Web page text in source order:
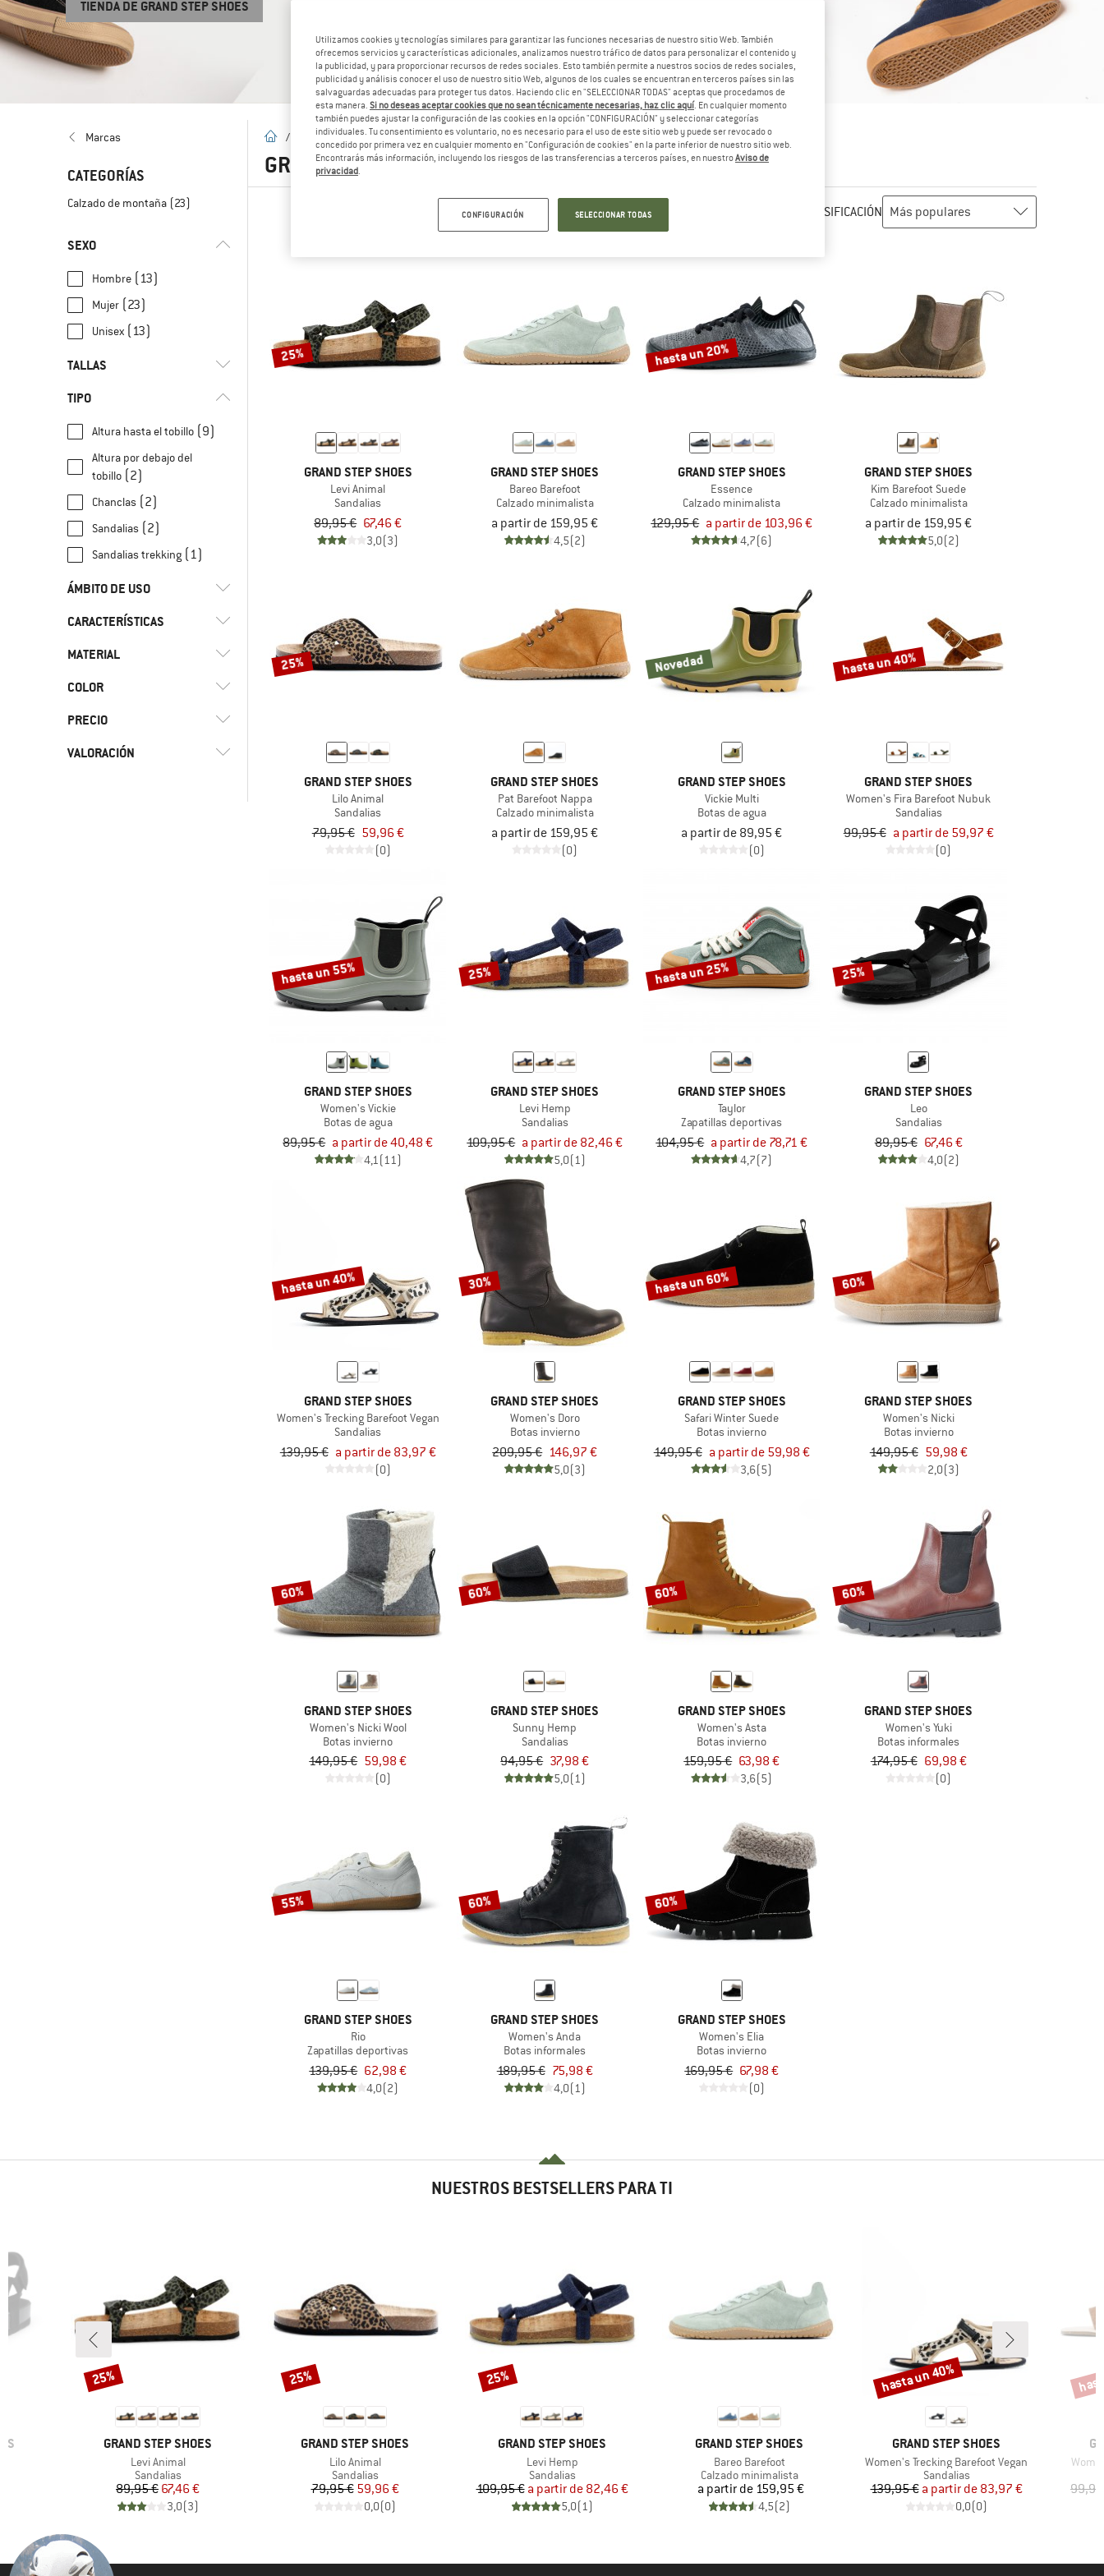
TIENDA DE GRAND STEP SHOES
Marcas
CATEGORÍAS
Calzado de montaña (23)
SEXO
Hombre (13)
Mujer (23)
Unisex (13)
TALLAS
36
41 42 43 44 45
46
TIPO
Altura hasta el tobillo (9)
Altura por debajo del
tobillo
(2)
Chanclas (2)
Sandalias (2)
Sandalias trekking (1)
ÁMBITO DE USO
Ocio (23)
Uso diario
CARACTERÍSTICAS
Vegano
MATERIAL
Algodón
Cáñamo
COLOR
PRECIO
VALORACIÓN
la pagina de inicio
/ Marcas / Grand Step Shoes
GRAND STEP SHOES(23)
CLASIFICACIÓN
25%
GRAND STEP SHOES
Levi Animal
Sandalias
89,95 € 67,46 €
3,0(3)
GRAND STEP SHOES
Bareo Barefoot
Calzado minimalista
a partir de 159,95 €
4,5(2)
hasta un 20%
GRAND STEP SHOES
Essence
Calzado minimalista
129,95 € a partir de 103,96 €
4,7(6)
GRAND STEP SHOES
Kim Barefoot Suede
Calzado minimalista
a partir de 159,95 €
5,0(2)
25%
GRAND STEP SHOES
Lilo Animal
Sandalias
79,95 € 59,96 €
(0)
GRAND STEP SHOES
Pat Barefoot Nappa
Calzado minimalista
a partir de 159,95 €
(0)
Novedad
GRAND STEP SHOES
Vickie Multi
Botas de agua
a partir de 89,95 €
(0)
hasta un 40%
GRAND STEP SHOES
Women's Fira Barefoot Nubuk
Sandalias
99,95 € a partir de 59,97 €
(0)
hasta un 55%
GRAND STEP SHOES
Women's Vickie
Botas de agua
89,95 € a partir de 40,48 €
4,1(11)
25%
GRAND STEP SHOES
Levi Hemp
Sandalias
109,95 € a partir de 82,46 €
5,0(1)
hasta un 25%
GRAND STEP SHOES
Taylor
Zapatillas deportivas
104,95 € a partir de 78,71 €
4,7(7)
25%
GRAND STEP SHOES
Leo
Sandalias
89,95 € 67,46 €
4,0(2)
hasta un 40%
GRAND STEP SHOES
Women's Trecking Barefoot Vegan
Sandalias
139,95 € a partir de 83,97 €
(0)
30%
GRAND STEP SHOES
Women's Doro
Botas invierno
209,95 € 146,97 €
5,0(3)
hasta un 60%
GRAND STEP SHOES
Safari Winter Suede
Botas invierno
149,95 € a partir de 59,98 €
3,6(5)
60%
GRAND STEP SHOES
Women's Nicki
Botas invierno
149,95 € 59,98 €
2,0(3)
60%
GRAND STEP SHOES
Women's Nicki Wool
Botas invierno
149,95 € 59,98 €
(0)
60%
GRAND STEP SHOES
Sunny Hemp
Sandalias
94,95 € 37,98 €
5,0(1)
60%
GRAND STEP SHOES
Women's Asta
Botas invierno
159,95 € 63,98 €
3,6(5)
60%
GRAND STEP SHOES
Women's Yuki
Botas informales
174,95 € 69,98 €
(0)
55%
GRAND STEP SHOES
Rio
Zapatillas deportivas
139,95 € 62,98 €
4,0(2)
60%
GRAND STEP SHOES
Women's Anda
Botas informales
189,95 € 75,98 €
4,0(1)
60%
GRAND STEP SHOES
Women's Elia
Botas invierno
169,95 € 67,98 €
(0)
NUESTROS BESTSELLERS PARA TI
MARCA
GRAND STEP SHOES
Artículo
Levi Animal
Product group
Sandalias
Precio
89,95 €Precio reducido
67,46 €
3,0(3)
Descuento
25%
MARCA
GRAND STEP SHOES
Artículo
Lilo Animal
Product group
Sandalias
Precio
79,95 €Precio reducido
59,96 €
0,0(0)
Descuento
25%
MARCA
GRAND STEP SHOES
Artículo
Levi Hemp
Product group
Sandalias
Precio
109,95 € Precio reducido
a partir de 82,46 €
5,0(1)
Descuento
25%
MARCA
GRAND STEP SHOES
Artículo
Bareo Barefoot
Product group
Calzado minimalista
Precio
a partir de 159,95 €
4,5(2)
MARCA
GRAND STEP SHOES
Artículo
Women's Trecking Barefoot Vegan
Product group
Sandalias
Precio
139,95 € Precio reducido
a partir de 83,97 €
0,0(0)
Descuento
hasta un 40%
Utilizamos cookies y tecnologías similares para garantizar las funciones necesarias de nuestro sitio Web. También
ofrecemos servicios y características adicionales, analizamos nuestro tráfico de datos para personalizar el contenido y
la publicidad, y para proporcionar recursos de redes sociales. Esto también permite a nuestros socios de redes sociales,
publicidad y análisis conocer el uso de nuestro sitio Web, algunos de los cuales se encuentran en terceros países sin las
salvaguardas adecuadas para proteger tus datos. Haciendo clic en "SELECCIONAR TODAS" aceptas que procedamos de
esta manera. Si no deseas aceptar cookies que no sean técnicamente necesarias, haz clic aquí. En cualquier momento
también puedes ajustar la configuración de las cookies en la opción "CONFIGURACIÓN" y seleccionar categorías
individuales. Tu consentimiento es voluntario, no es necesario para el uso de este sitio web y puede ser revocado o
concedido por primera vez en cualquier momento en "Configuración de cookies" en la parte inferior de nuestro sitio web.
Encontrarás más información, incluyendo los riesgos de las transferencias a terceros países, en nuestroAviso de
privacidad.
CONFIGURACIÓN SELECCIONAR TODAS